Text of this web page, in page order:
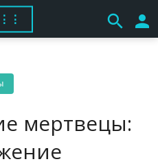
search person
мертвецы: